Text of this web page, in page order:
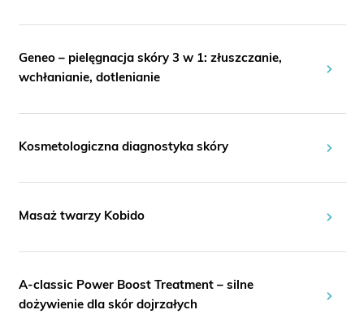
Geneo – pielęgnacja skóry 3 w 1: złuszczanie,
wchłanianie, dotlenianie
Kosmetologiczna diagnostyka skóry
Masaż twarzy Kobido
A-classic Power Boost Treatment – silne
dożywienie dla skór dojrzałych